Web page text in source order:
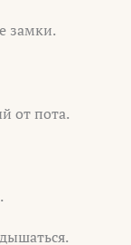
замки.
от пота.